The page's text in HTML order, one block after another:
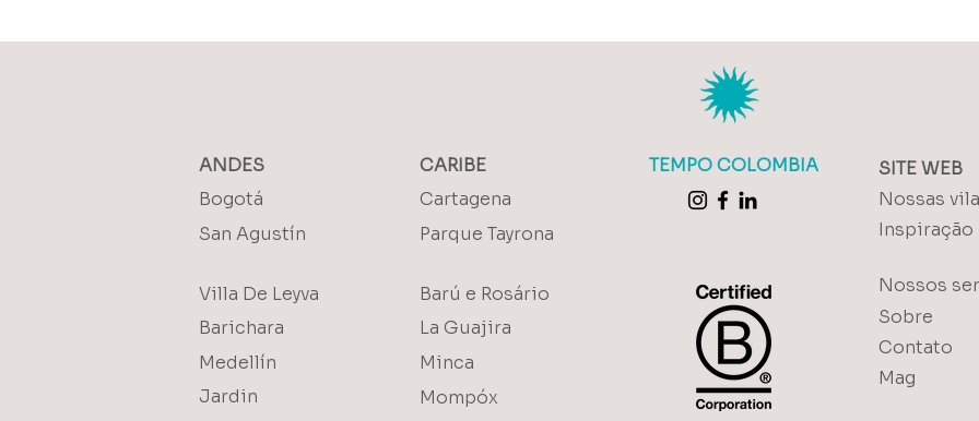
ANDES
Bogotá
San Agustín
Villa De Leyva
Barichara
Medellín
Jardin
CARIBE
Cartagena
TEMPO COLOMBIA
Parque Tayrona
Barú e Rosário
La Guajira
Minca
Mompóx
SITE WEB
Nossas
Inspiração
Nossos
Sobre
Contato
Mag